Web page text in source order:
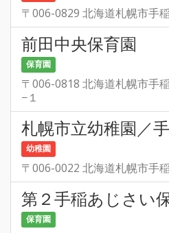
〒006-0829 北海道札幌市手
前田中央保育園
保育園
〒006-0818 北海道札幌市手
−１
札幌市立幼稚園／
幼稚園
〒006-0022 北海道札幌市手
第２手稲あじさい
保育園